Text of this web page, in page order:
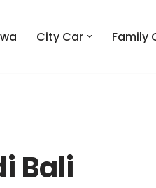
City Car Family
Bali